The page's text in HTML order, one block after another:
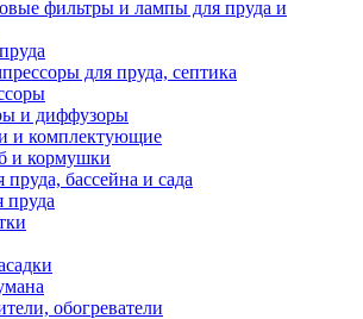
фильтры и лампы для пруда и
для пруда, септика
и диффузоры
и комплектующие
и кормушки
пруда, бассейна и сада
пруда
обогреватели